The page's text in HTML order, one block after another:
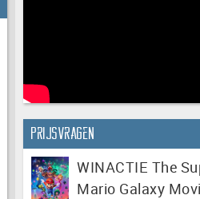
Prijsvragen
WINACTIE The
Mario Galaxy